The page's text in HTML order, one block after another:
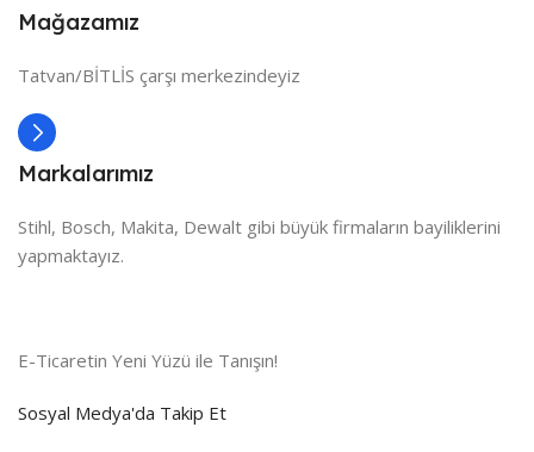
Mağazamız
Tatvan/BİTLİS çarşı merkezindeyiz
Markalarımız
Stihl, Bosch, Makita, Dewalt gibi büyük firmaların bayiliklerini
yapmaktayız.
E-Ticaretin Yeni Yüzü ile Tanışın!
Sosyal Medya'da Takip Et